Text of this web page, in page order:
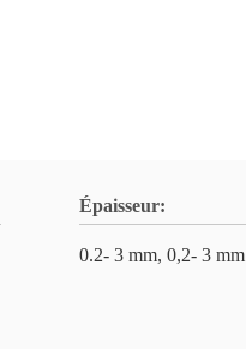
Épaisseur:
0.2- 3 mm, 0,2- 3 mm